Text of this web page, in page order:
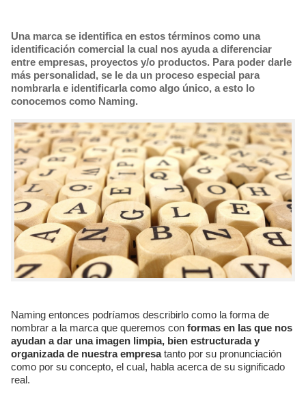
Una marca se identifica en estos términos como una
identificación comercial la cual nos ayuda a diferenciar
entre empresas, proyectos y/o productos. Para poder darle
más personalidad, se le da un proceso especial para
nombrarla e identificarla como algo único, a esto lo
conocemos como Naming.
Naming entonces podríamos describirlo como la forma de
nombrar a la marca que queremos con formas en las que nos
ayudan a dar una imagen limpia, bien estructurada y
organizada de nuestra empresatanto por su pronunciación
como por su concepto, el cual, habla acerca de su significado
real.